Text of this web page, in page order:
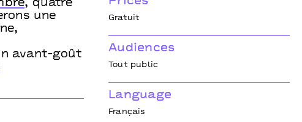
, quatre
une
avant-goût
Gratuit
Audiences
Tout public
Language
Français